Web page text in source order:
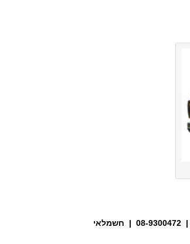
| 08-9300472 | חשמלאי